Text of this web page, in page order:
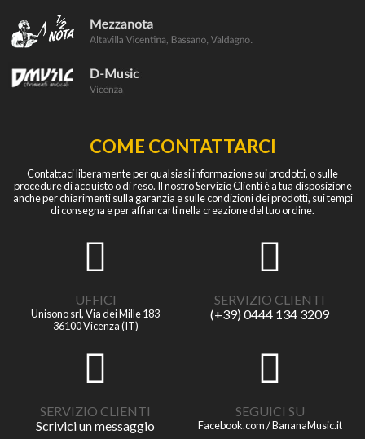
COME CONTATTARCI
Contattaci liberamente per qualsiasi informazione sui prodotti, o sulle
procedure di acquisto o di reso. Il nostro Servizio Clienti è a tua disposizione
anche per chiarimenti sulla garanzia e sulle condizioni dei prodotti, sui tempi
di consegna e per affiancarti nella creazione del tuo ordine.
UFFICI
Unisono srl, Via dei Mille 183
36100 Vicenza (IT)
SERVIZIO CLIENTI
(+39) 0444 134 3209
SERVIZIO CLIENTI
Scrivici un messaggio
SEGUICI SU
Facebook.com / BananaMusic.it